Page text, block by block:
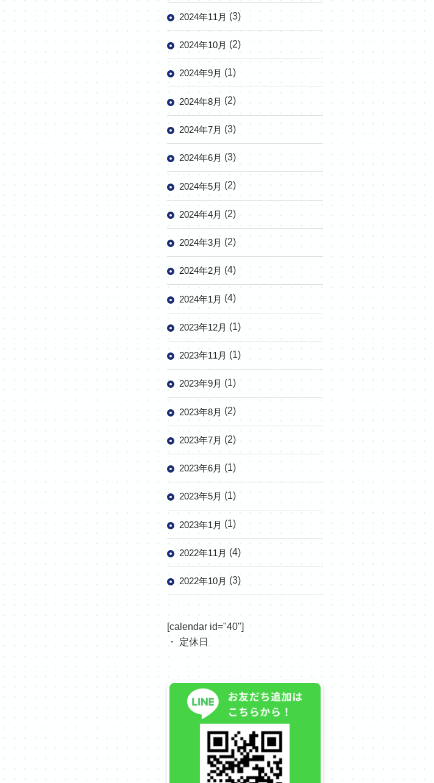
2024年11月 (3)
2024年10月 (2)
2024年9月 (1)
2024年8月 (2)
2024年7月 (3)
2024年6月 (3)
2024年5月 (2)
2024年4月 (2)
2024年3月 (2)
2024年2月 (4)
2024年1月 (4)
2023年12月 (1)
2023年11月 (1)
2023年9月 (1)
2023年8月 (2)
2023年7月 (2)
2023年6月 (1)
2023年5月 (1)
2023年1月 (1)
2022年11月 (4)
2022年10月 (3)
[calendar id="40"]
・ 定休日